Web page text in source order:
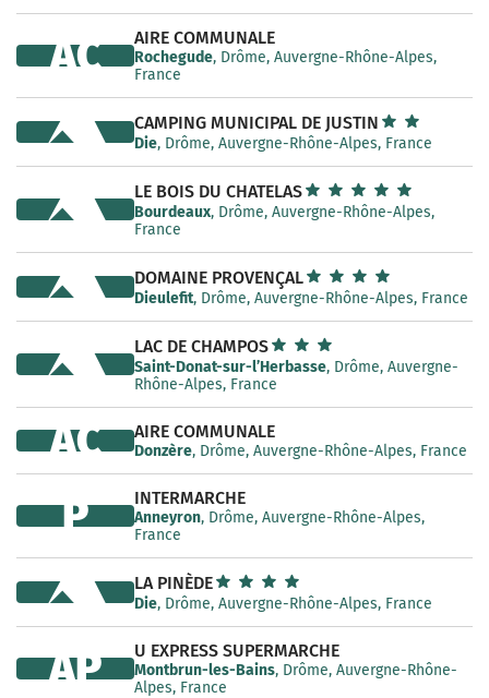
AIRE COMMUNALE
Rochegude, Drôme, Auvergne-Rhône-Alpes,
France
AC
CAMPING MUNICIPAL DE JUSTIN
Die, Drôme, Auvergne-Rhône-Alpes, France
LE BOIS DU CHATELAS
Bourdeaux, Drôme, Auvergne-Rhône-Alpes,
France
DOMAINE PROVENÇAL
Dieulefit, Drôme, Auvergne-Rhône-Alpes, France
LAC DE CHAMPOS
Saint-Donat-sur-l’Herbasse, Drôme, Auvergne-
Rhône-Alpes, France
AIRE COMMUNALE
Donzère, Drôme, Auvergne-Rhône-Alpes, France
AC
INTERMARCHE
Anneyron, Drôme, Auvergne-Rhône-Alpes,
France
P
LA PINÈDE
Die, Drôme, Auvergne-Rhône-Alpes, France
U EXPRESS SUPERMARCHE
Montbrun-les-Bains, Drôme, Auvergne-Rhône-
Alpes, France
AP